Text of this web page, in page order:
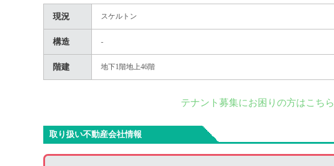
現況 スケルトン
構造 -
階建 地下1階地上46階
テナント募集にお困りの方はこちら
取り扱い不動産会社情報